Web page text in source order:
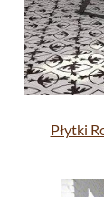
Płytki